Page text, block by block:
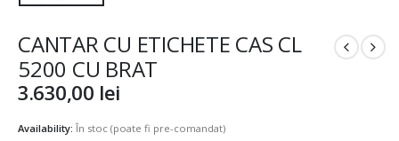
CANTAR CU ETICHETE CAS CL
5200 CU BRAT
3.630,00 lei
Availability: În stoc (poate fi pre-comandat)